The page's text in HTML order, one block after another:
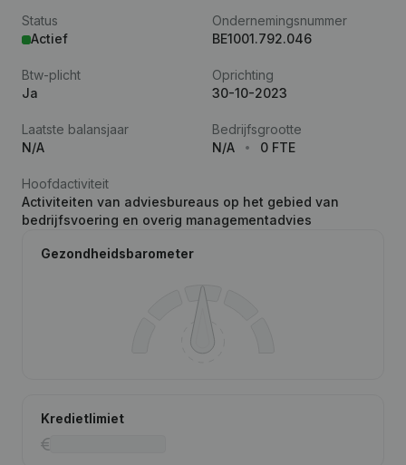
Status
Actief
Ondernemingsnummer
BE1001.792.046
Btw-plicht
Ja
Oprichting
30-10-2023
Laatste balansjaar
N/A
Bedrijfsgrootte
N/A
0 FTE
Hoofdactiviteit
Activiteiten van adviesbureaus op het gebied van
bedrijfsvoering en overig managementadvies
Gezondheidsbarometer
Kredietlimiet